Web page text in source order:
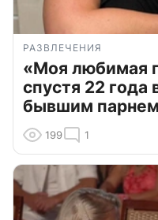
РАЗВЛЕЧЕНИЯ
«Моя любимая
спустя 22 года
бывшим
199 1